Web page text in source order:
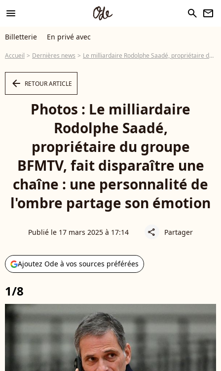
menu search newsletter
Billetterie En privé avec
Accueil Dernières news Le milliardaire Rodolphe Saadé, propriétaire du groupe BFMTV, fait disparaître une chaîne : une personnalité de l'ombre partage son émotion
arrow_left RETOUR ARTICLE
Photos : Le milliardaire
Rodolphe Saadé,
propriétaire du groupe
BFMTV, fait disparaître une
chaîne : une personnalité de
l'ombre partage son émotion
Publié le 17 mars 2025 à 17:14 share Partager
Ajoutez Ode à vos sources préférées
1/8